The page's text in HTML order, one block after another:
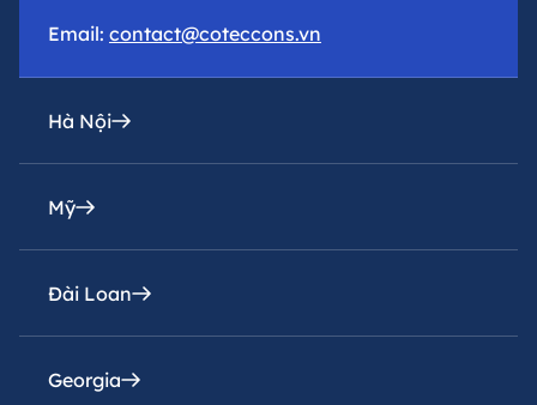
Email: contact@coteccons.vn
Hà Nội
Văn phòng đại diện
Tầng 8 – Tháp 2 – Tòa Capital Place – Số 29 Liễu
Giai, Phường Ba Đình, Thành phố Hà Nội
Tel: 84.24-73016216
Email:contacthn@coteccons.vn
Mỹ
Coteccons Construction Inc.
8400 Miramar Road, Suite 222A San Diego, CA
92126, USA
Đài Loan
Coteccons Construction Joint Stock Company,
Georgia